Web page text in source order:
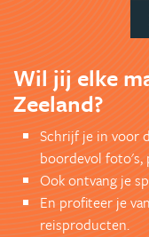
Wil jij elke
Zeeland?
Schrijf je in voor
boordevol foto's,
Ook ontvang je
En profiteer je
reisproducten.